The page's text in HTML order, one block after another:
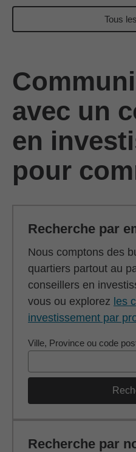
Tous
avec un
en
pour
Recherche par
Nous comptons des
quartiers partout au
conseillers en
vous ou explorez les
investissement par
Ville, Province ou code
Recherche par